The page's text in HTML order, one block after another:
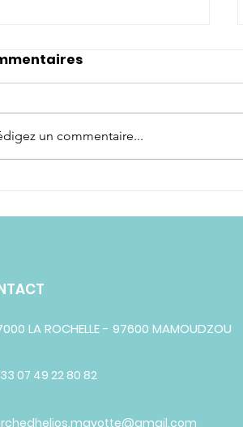
un commentaire...
LA ROCHELLE - 97600 MAMOUDZOU
07 49 22 80 82